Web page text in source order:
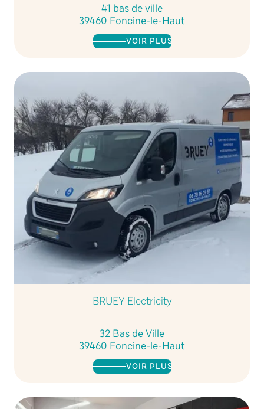
41 bas de ville
39460 Foncine-le-Haut
VOIR PLUS
BRUEY Electricity
32 Bas de Ville
39460 Foncine-le-Haut
VOIR PLUS